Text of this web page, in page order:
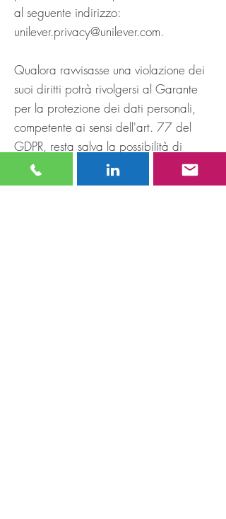
al seguente indirizzo:
unilever.privacy@unilever.com.
Qualora ravvisasse una violazione dei
suoi diritti potrà rivolgersi al Garante
per la protezione dei dati personali,
competente ai sensi dell'art. 77 del
GDPR, resta salva la possibilità di
rivolgersi direttamente all'autorità
giudiziaria.